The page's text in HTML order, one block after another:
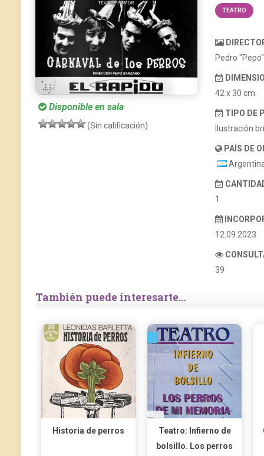
Disponible en sala
(Sin calificación)
TEATRO
Pedro
42 x 30 cm.
TIPO DE
Ilustración
PAÍS DE
1
12.09.2023
39
También puede interesarte...
Historia de perros
Teatro: Infierno de
bolsillo. Los perros